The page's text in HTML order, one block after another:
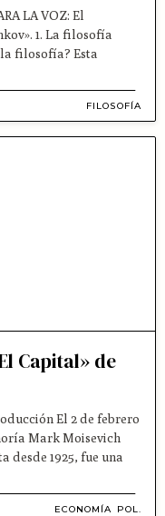
FILOSOFÍA
LA VOZ: El
1. La filosofía
filosofía? Esta
ECONOMÍA POL.
Capital» de
El 2 de febrero
Mark Moisevich
desde 1925, fue una